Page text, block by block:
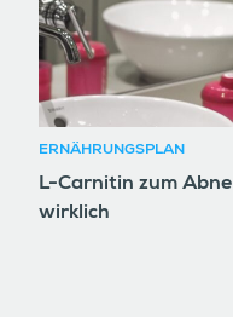
ERNÄHRUNGSPLAN
L-Carnitin zum
wirklich